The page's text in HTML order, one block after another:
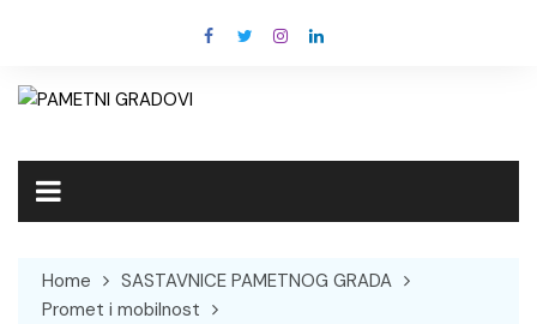
Home
SASTAVNICE PAMETNOG GRADA
Promet i mobilnost